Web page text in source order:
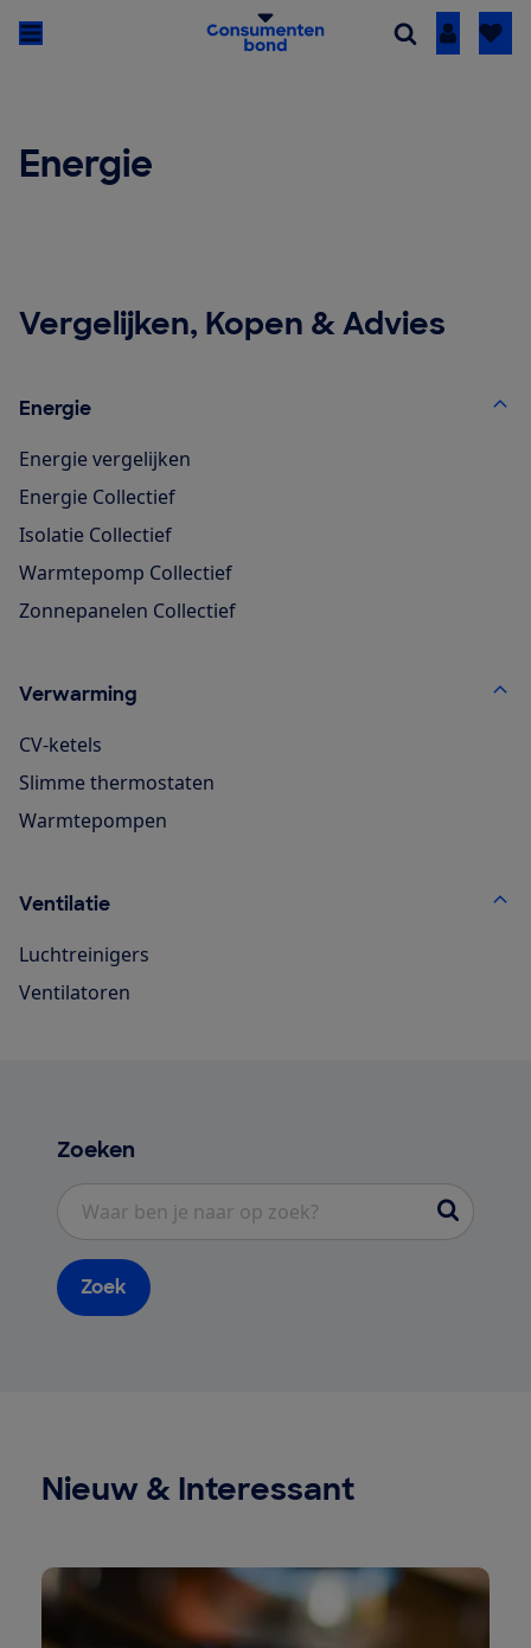
Inloggen
Energie
Vergelijken, Kopen & Advies
Energie
Energie vergelijken
Energie Collectief
Isolatie Collectief
Warmtepomp Collectief
Zonnepanelen Collectief
Verwarming
CV-ketels
Slimme thermostaten
Warmtepompen
Ventilatie
Luchtreinigers
Ventilatoren
Zoeken
Zoekterm
Zoek
Nieuw & Interessant